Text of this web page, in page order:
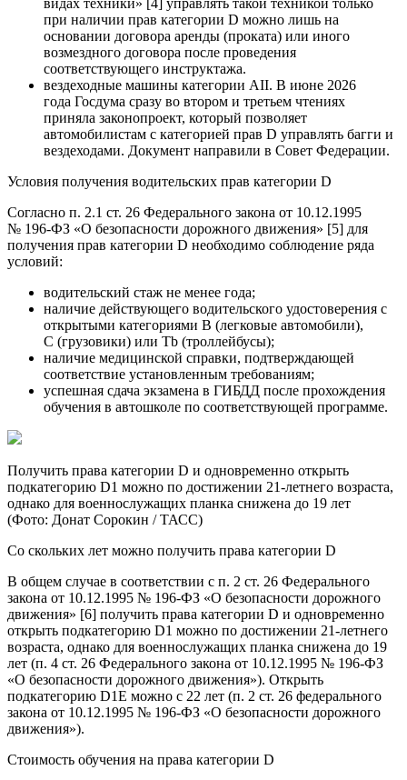
при наличии прав категории D можно лишь на
основании договора аренды (проката) или иного
возмездного договора после проведения
соответствующего инструктажа.
вездеходные машины категории AII. В июне 2026
года Госдума сразу во втором и третьем чтениях
приняла законопроект, который позволяет
автомобилистам с категорией прав D управлять багги и
вездеходами. Документ направили в Совет Федерации.
Условия получения водительских прав категории D
Согласно п. 2.1 ст. 26 Федерального закона от 10.12.1995
№ 196-ФЗ «О безопасности дорожного движения» [5] для
получения прав категории D необходимо соблюдение ряда
условий:
водительский стаж не менее года;
наличие действующего водительского удостоверения с
открытыми категориями В (легковые автомобили),
С (грузовики) или Tb (троллейбусы);
наличие медицинской справки, подтверждающей
соответствие установленным требованиям;
успешная сдача экзамена в ГИБДД после прохождения
обучения в автошколе по соответствующей программе.
Получить права категории D и одновременно открыть
подкатегорию D1 можно по достижении 21-летнего возраста,
однако для военнослужащих планка снижена до 19 лет
(Фото: Донат Сорокин / ТАСС)
Со скольких лет можно получить права категории D
В общем случае в соответствии с п. 2 ст. 26 Федерального
закона от 10.12.1995 № 196-ФЗ «О безопасности дорожного
движения» [6] получить права категории D и одновременно
открыть подкатегорию D1 можно по достижении 21-летнего
возраста, однако для военнослужащих планка снижена до 19
лет (п. 4 ст. 26 Федерального закона от 10.12.1995 № 196-ФЗ
«О безопасности дорожного движения»). Открыть
подкатегорию D1E можно с 22 лет (п. 2 ст. 26 федерального
закона от 10.12.1995 № 196-ФЗ «О безопасности дорожного
движения»).
Стоимость обучения на права категории D